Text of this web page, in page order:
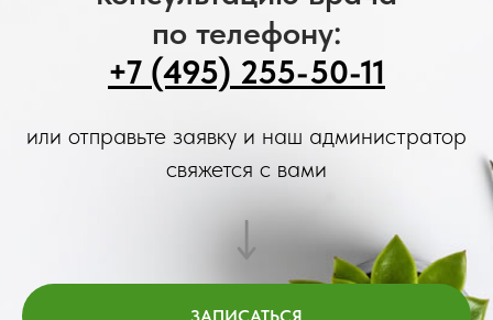
по телефону:
+7 (495) 255-50-11
или отправьте заявку и наш администратор
свяжется с вами
ЗАПИСАТЬСЯ